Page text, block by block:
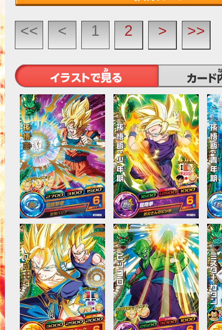
<< < 1 2 > >>